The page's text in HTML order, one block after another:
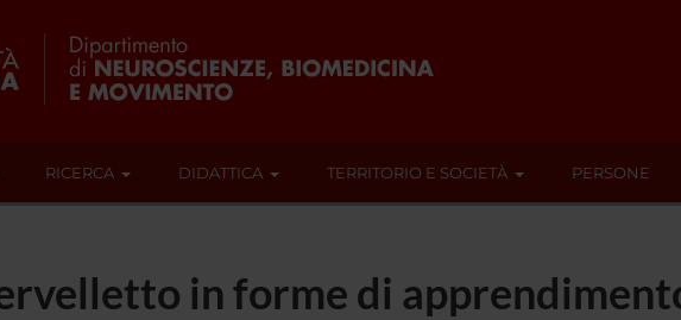
RICERCA DIDATTICA TERRITORIO E SOCIETÀ PERSONE
in forme di